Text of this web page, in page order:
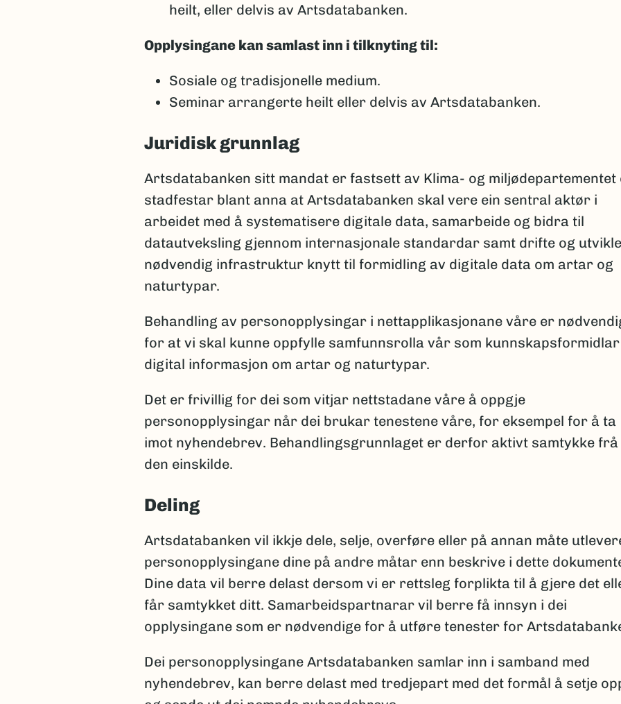
heilt, eller delvis av Artsdatabanken.​
Opplysingane kan samlast inn i tilknyting til:
Sosiale og tradisjonelle medium.
Seminar arrangerte heilt eller delvis av Artsdatabanken.
Juridisk grunnlag
Artsdatabanken sitt mandat er fastsett av Klima- og miljødepartementet
stadfestar blant anna at Artsdatabanken skal vere ein sentral aktør i
arbeidet med å systematisere digitale data, samarbeide og bidra til
datautveksling gjennom internasjonale standardar samt drifte og utvikle
nødvendig infrastruktur knytt til formidling av digitale data om artar og
naturtypar.
Behandling av personopplysingar i nettapplikasjonane våre er
for at vi skal kunne oppfylle samfunnsrolla vår som
digital informasjon om artar og naturtypar.
Det er frivillig for dei som vitjar nettstadane våre å oppgje
personopplysingar når dei brukar tenestene våre, for eksempel for å ta
imot nyhendebrev. Behandlingsgrunnlaget er derfor aktivt samtykke frå
den einskilde.
Deling
Artsdatabanken vil ikkje dele, selje, overføre eller på annan måte
personopplysingane dine på andre måtar enn beskrive i dette
Dine data vil berre delast dersom vi er rettsleg forplikta til å gjere det
får samtykket ditt. Samarbeidspartnarar vil berre få innsyn i dei
opplysingane som er nødvendige for å utføre tenester for
Dei personopplysingane Artsdatabanken samlar inn i samband med
nyhendebrev, kan berre delast med tredjepart med det formål å setje